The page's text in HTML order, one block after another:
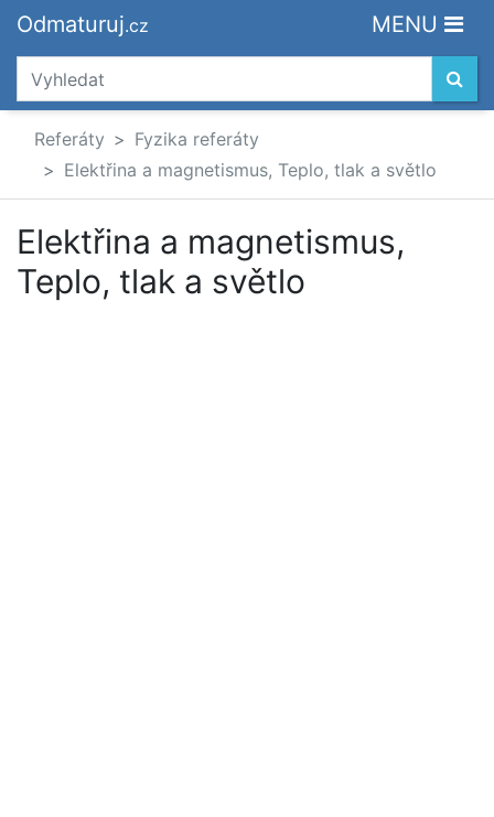
Odmaturuj.cz MENU
Referáty
Fyzika referáty
Elektřina a magnetismus, Teplo, tlak a světlo
Elektřina a magnetismus,
Teplo, tlak a světlo